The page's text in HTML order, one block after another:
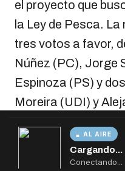
AL AIRE
Cargando...
Conectando...